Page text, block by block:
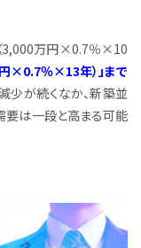
3,000万円×0.7％×10
×0.7％×13年）」まで
少が続くなか、新築並
要は一段と高まる可能